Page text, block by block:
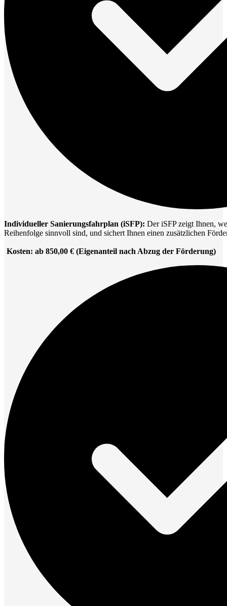
Individueller Sanierungsfahrplan (iSFP): Der iSFP zeigt Ihnen,
Reihenfolge sinnvoll sind, und sichert Ihnen einen zusätzlichen
Kosten: ab 850,00 € (Eigenanteil nach Abzug der Förderung)